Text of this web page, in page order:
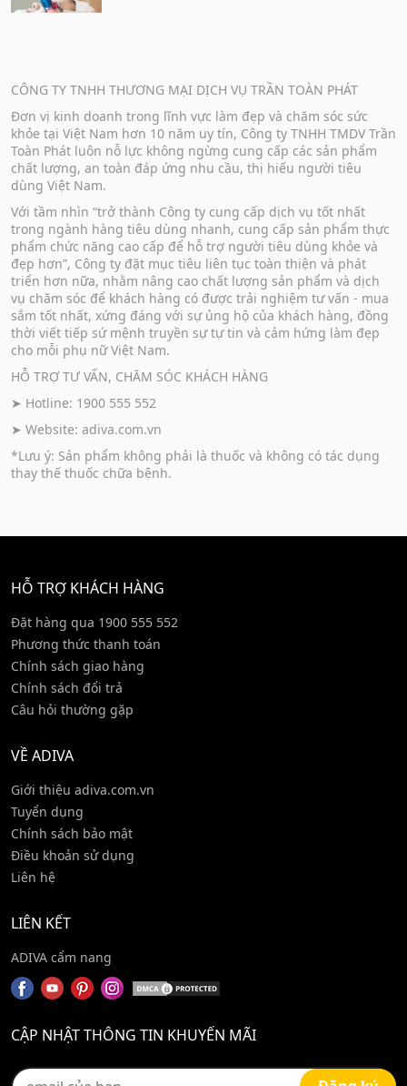
CÔNG TY TNHH THƯƠNG MẠI DỊCH VỤ TRẦN TOÀN PHÁT
Đơn vị kinh doanh trong lĩnh vực làm đẹp và chăm sóc sức
khỏe tại Việt Nam hơn 10 năm uy tín, Công ty TNHH TMDV Trần
Toàn Phát luôn nỗ lực không ngừng cung cấp các sản phẩm
chất lượng, an toàn đáp ứng nhu cầu, thị hiếu người tiêu
dùng Việt Nam.
Với tầm nhìn “trở thành Công ty cung cấp dịch vụ tốt nhất
trong ngành hàng tiêu dùng nhanh, cung cấp sản phẩm thực
phẩm chức năng cao cấp để hỗ trợ người tiêu dùng khỏe và
đẹp hơn”, Công ty đặt mục tiêu liên tục toàn thiện và phát
triển hơn nữa, nhằm nâng cao chất lượng sản phẩm và dịch
vụ chăm sóc để khách hàng có được trải nghiệm tư vấn - mua
sắm tốt nhất, xứng đáng với sự ủng hộ của khách hàng, đồng
thời viết tiếp sứ mệnh truyền sự tự tin và cảm hứng làm đẹp
cho mỗi phụ nữ Việt Nam.
HỖ TRỢ TƯ VẤN, CHĂM SÓC KHÁCH HÀNG
➤ Hotline: 1900 555 552
➤ Website: adiva.com.vn
*Lưu ý: Sản phẩm không phải là thuốc và không có tác dụng
thay thế thuốc chữa bệnh.
HỖ TRỢ KHÁCH HÀNG
Đặt hàng qua 1900 555 552
Phương thức thanh toán
Chính sách giao hàng
Chính sách đổi trả
Câu hỏi thường gặp
VỀ ADIVA
Giới thiệu adiva.com.vn
Tuyển dụng
Chính sách bảo mật
Điều khoản sử dụng
Liên hệ
LIÊN KẾT
ADIVA cẩm nang
CẬP NHẬT THÔNG TIN KHUYẾN MÃI